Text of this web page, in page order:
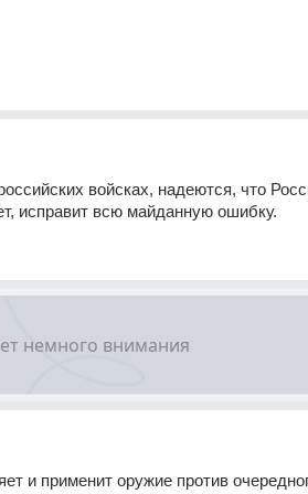
войсках, надеются, что
исправит всю майданную ошибку.
и применит оружие против